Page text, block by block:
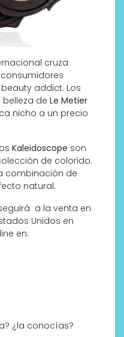
cruza
addict. Los
de Le Metier
nicho a un precio
Kaleidoscope son
de colorido.
combinación de
natural.
a la venta en
Unidos en
en:
¿la conocías?